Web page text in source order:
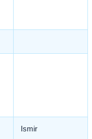
Ismir